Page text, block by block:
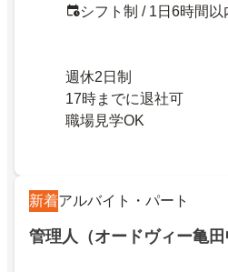
シフト制 / 1日6時間以
週休2日制
17時までに退社可
職場見学OK
新着アルバイト・パート
管理人（オードヴィー亀